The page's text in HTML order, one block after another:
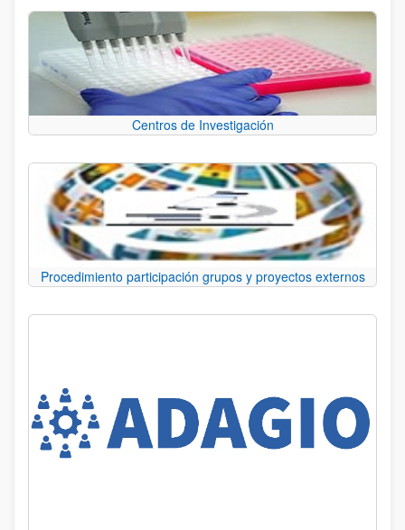
Centros de Investigación
Procedimiento participación grupos y proyectos externos